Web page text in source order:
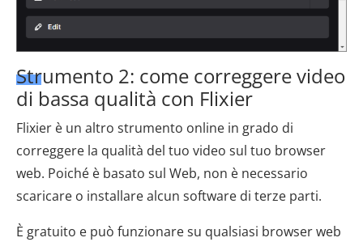
Strumento 2: come correggere video
di bassa qualità con Flixier
Flixier è un altro strumento online in grado di
correggere la qualità del tuo video sul tuo browser
web. Poiché è basato sul Web, non è necessario
scaricare o installare alcun software di terze parti.
È gratuito e può funzionare su qualsiasi browser web